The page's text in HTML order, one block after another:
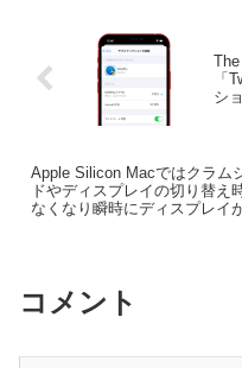
「
シ
Apple Silicon Macではクラム
ドやディスプレイの切り替え
なくなり瞬時にディスプレイ
コメント